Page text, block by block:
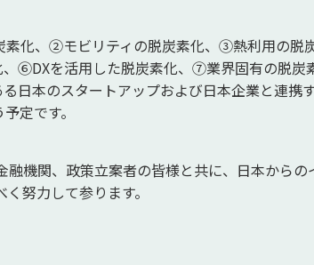
化、②モビリティの脱炭素化、③熱利用の脱
⑥DXを活用した脱炭素化、⑦業界固有の脱炭
日本のスタートアップおよび日本企業と連携
定です。
機関、政策立案者の皆様と共に、日本からの
努力して参ります。